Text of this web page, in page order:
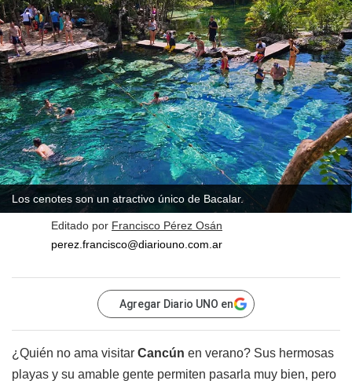
Los cenotes son un atractivo único de Bacalar.
Editado por Francisco Pérez Osán
perez.francisco@diariouno.com.ar
Agregar Diario UNO en
¿Quién no ama visitar Cancún en verano? Sus hermosas
playas y su amable gente permiten pasarla muy bien, pero